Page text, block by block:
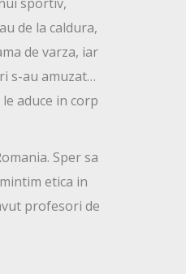
de la caldura,
de varza, iar
s-au amuzat…
aduce in corp
Sper sa
etica in
profesori de